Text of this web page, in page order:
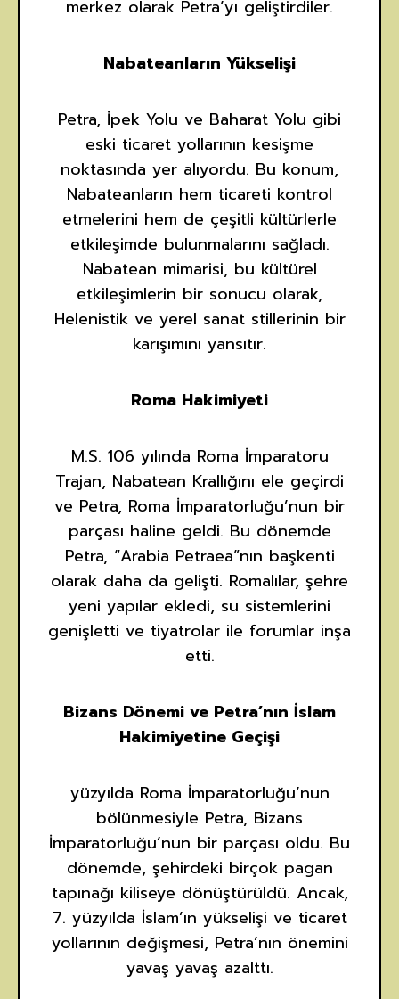
merkez olarak Petra’yı geliştirdiler.
Nabateanların Yükselişi
Petra, İpek Yolu ve Baharat Yolu gibi
eski ticaret yollarının kesişme
noktasında yer alıyordu. Bu konum,
Nabateanların hem ticareti kontrol
etmelerini hem de çeşitli kültürlerle
etkileşimde bulunmalarını sağladı.
Nabatean mimarisi, bu kültürel
etkileşimlerin bir sonucu olarak,
Helenistik ve yerel sanat stillerinin bir
karışımını yansıtır.
Roma Hakimiyeti
M.S. 106 yılında Roma İmparatoru
Trajan, Nabatean Krallığını ele geçirdi
ve Petra, Roma İmparatorluğu’nun bir
parçası haline geldi. Bu dönemde
Petra, “Arabia Petraea”nın başkenti
olarak daha da gelişti. Romalılar, şehre
yeni yapılar ekledi, su sistemlerini
genişletti ve tiyatrolar ile forumlar inşa
etti.
Bizans Dönemi ve Petra’nın İslam
Hakimiyetine Geçişi
yüzyılda Roma İmparatorluğu’nun
bölünmesiyle Petra, Bizans
İmparatorluğu’nun bir parçası oldu. Bu
dönemde, şehirdeki birçok pagan
tapınağı kiliseye dönüştürüldü. Ancak,
7. yüzyılda İslam’ın yükselişi ve ticaret
yollarının değişmesi, Petra’nın önemini
yavaş yavaş azalttı.